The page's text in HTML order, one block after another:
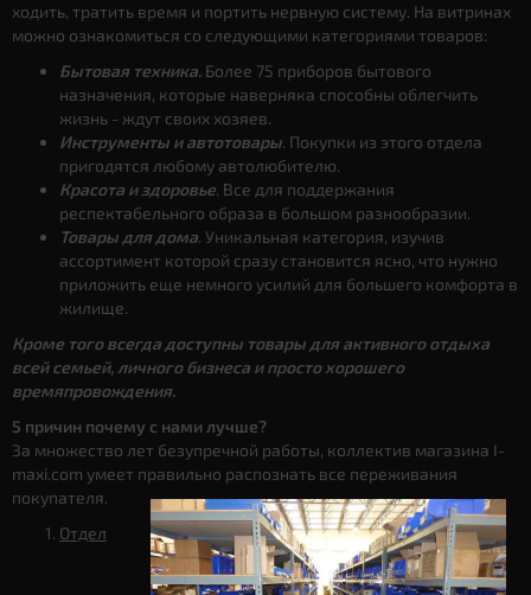
ходить, тратить время и портить нервную систему. На витринах
можно ознакомиться со следующими категориями товаров:
Бытовая техника. Более 75 приборов бытового
назначения, которые наверняка способны облегчить
жизнь - ждут своих хозяев.
Инструменты и автотовары. Покупки из этого отдела
пригодятся любому автолюбителю.
Красота и здоровье. Все для поддержания
респектабельного образа в большом разнообразии.
Товары для дома. Уникальная категория, изучив
ассортимент которой сразу становится ясно, что нужно
приложить еще немного усилий для большего комфорта в
жилище.
Кроме того всегда доступны товары для активного отдыха
всей семьей, личного бизнеса и просто хорошего
времяпровождения.
5 причин почему с нами лучше?
За множество лет безупречной работы, коллектив магазина I-
maxi.com умеет правильно распознать все переживания
покупателя.
Отдел